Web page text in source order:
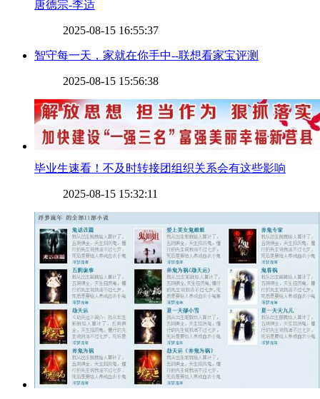
​唐德宗-李适
2025-08-15 16:55:37
​智守每一天，家就在你手中--联想看家宝评测
2025-08-15 15:56:38
​毕业生速看！不及时转接团组织关系会有这些影响
2025-08-15 15:32:11